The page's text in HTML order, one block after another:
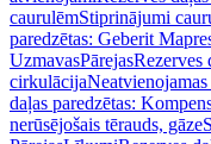
caurulēmStiprinājumi
paredzētas: Geberit
UzmavasPārejasRezerves
cirkulācijaNeatvienojamas
daļas paredzētas:
nerūsējošais tērauds, gāze